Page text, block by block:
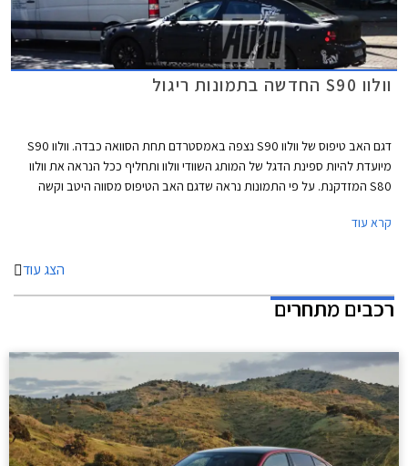
וולוו S90 החדשה בתמונות ריגול
דגם האב טיפוס של וולוו S90 נצפה באמסטרדם תחת הסוואה כבדה. וולוו S90
מיועדת להיות ספינת הדגל של המותג השוודי וולוו ותחליף ככל הנראה את וולוו
S80 המזדקנת. על פי התמונות נראה שדגם האב הטיפוס מסווה היטב וקשה
עודף גדול מאחור. אנו מניחים שהעיצוב יושפע מוולוו קופה קונספט ויכלול פנסים
קרא עוד
הצג עוד
רכבים מתחרים